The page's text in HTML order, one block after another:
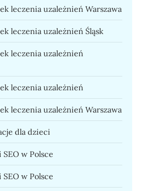
leczenia uzależnień Warszawa
leczenia uzależnień Śląsk
leczenia uzależnień
leczenia uzależnień
leczenia uzależnień Warszawa
dla dzieci
w Polsce
w Polsce